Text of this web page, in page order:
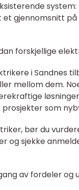
gjennomsnitt på
forskjellige
i Sandnes
mellom dem.
som
bør du
og sjekke
av fordeler